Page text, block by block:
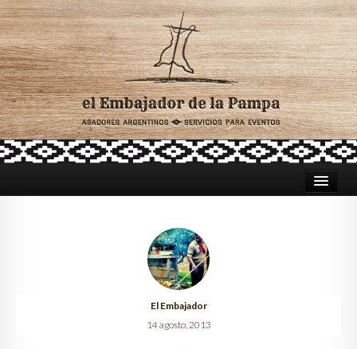
ASADORES PARA CATERING
TRADICIÓN ARGENTINA
El Embajador
14 agosto, 2013